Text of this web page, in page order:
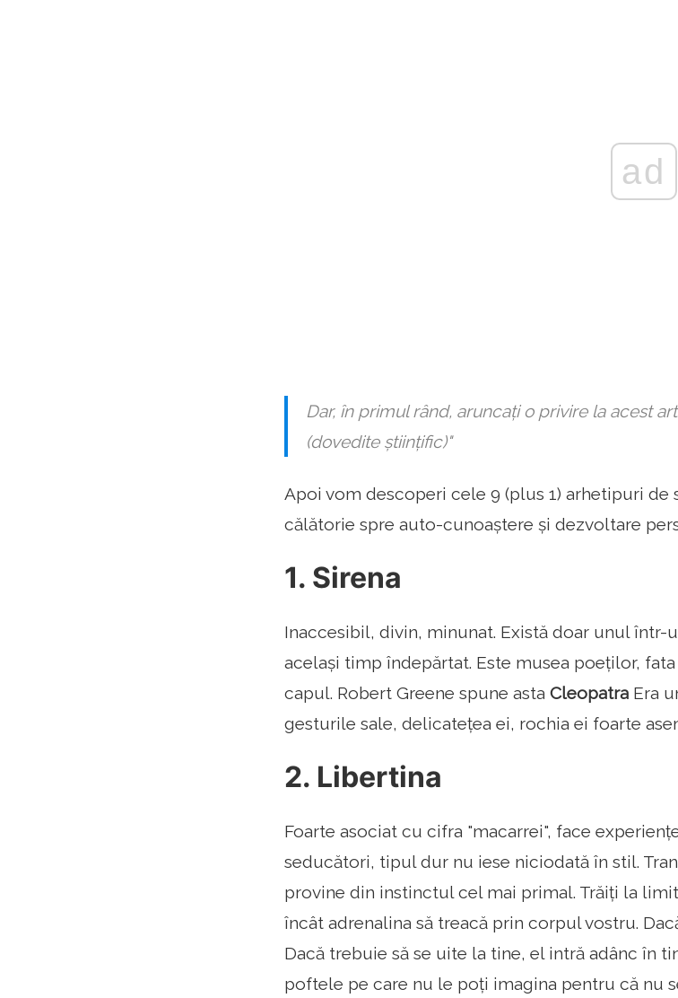
ad
Dar, în primul rând, aruncați o privire la acest
(dovedite științific)"
Apoi vom descoperi cele 9 (plus 1) arhetipuri de
călătorie spre auto-cunoaștere și dezvoltare
1. Sirena
Inaccesibil, divin, minunat. Există doar unul într-
același timp îndepărtat. Este musea poeților,
capul. Robert Greene spune asta Cleopatra Era
gesturile sale, delicatețea ei, rochia ei foarte
2. Libertina
Foarte asociat cu cifra "macarrei", face
seducători, tipul dur nu iese niciodată în stil.
provine din instinctul cel mai primal. Trăiți la
încât adrenalina să treacă prin corpul vostru.
Dacă trebuie să se uite la tine, el intră adânc în
poftele pe care nu le poți imagina pentru că nu